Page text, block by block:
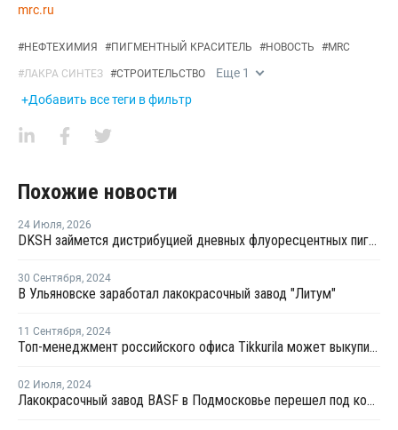
mrc.ru
#НЕФТЕХИМИЯ #ПИГМЕНТНЫЙ КРАСИТЕЛЬ #НОВОСТЬ #MRC
#ЛАКРА СИНТЕЗ #СТРОИТЕЛЬСТВО Еще 1
+Добавить все теги в фильтр
Похожие новости
24 Июля, 2026
DKSH займется дистрибуцией дневных флуоресцентных пигментов Brilliant Group в Европе
30 Сентября, 2024
В Ульяновске заработал лакокрасочный завод "Литум"
11 Сентября, 2024
Топ-менеджмент российского офиса Tikkurila может выкупить бизнес компании
02 Июля, 2024
Лакокрасочный завод BASF в Подмосковье перешел под контроль "Лакра Синтез"